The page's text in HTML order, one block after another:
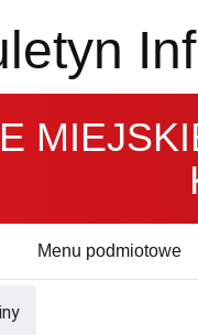
Menu podmiotowe